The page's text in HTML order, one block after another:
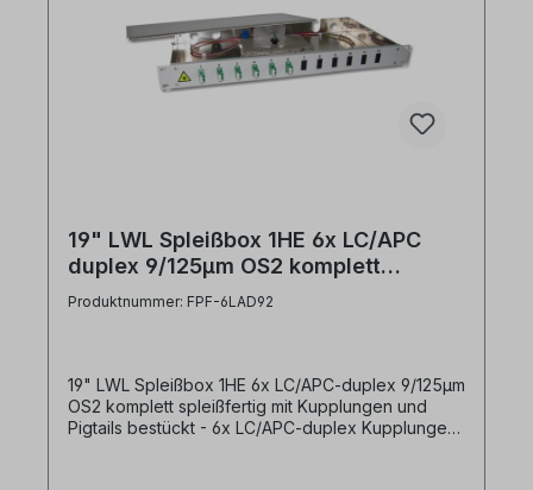
19" LWL Spleißbox 1HE 6x LC/APC
duplex 9/125µm OS2 komplett
spleißfertig 6 Kupplungen 12 Pigtails
Produktnummer: FPF-6LAD92
19" LWL Spleißbox 1HE 6x LC/APC-duplex 9/125µm
OS2 komplett spleißfertig mit Kupplungen und
Pigtails bestückt - 6x LC/APC-duplex Kupplungen